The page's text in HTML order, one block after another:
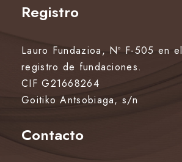
Registro
Lauro Fundazioa, Nº F-505 en el
registro de fundaciones.
CIF G21668264
Goitiko Antsobiaga, s/n
Contacto